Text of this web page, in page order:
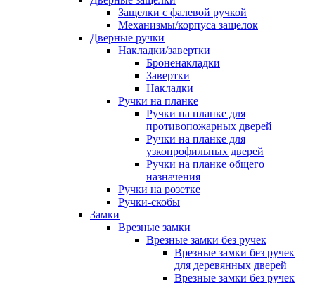
Защелки с фалевой ручкой
Механизмы/корпуса защелок
Дверные ручки
Накладки/завертки
Броненакладки
Завертки
Накладки
Ручки на планке
Ручки на планке для
противопожарных дверей
Ручки на планке для
узкопрофильных дверей
Ручки на планке общего
назначения
Ручки на розетке
Ручки-скобы
Замки
Врезные замки
Врезные замки без ручек
Врезные замки без ручек
для деревянных дверей
Врезные замки без ручек